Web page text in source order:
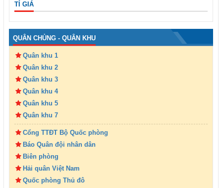
TỈ GIÁ
QUÂN CHỦNG - QUÂN KHU
Quân khu 1
Quân khu 2
Quân khu 3
Quân khu 4
Quân khu 5
Quân khu 7
Cổng TTĐT Bộ Quốc phòng
Báo Quân đội nhân dân
Biên phòng
Hải quân Việt Nam
Quốc phòng Thủ đô